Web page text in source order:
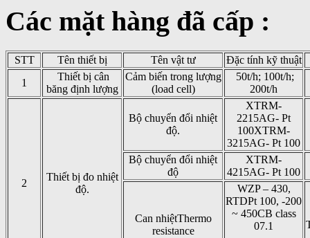
Các mặt hàng đã cấp :
STT Tên thiết bị Tên vật tư
Đặc tính kỹ thuật
1
Thiết bị cân
băng định lượng
Cảm biến trong lượng
(load cell)
50t/h; 100t/h;
200t/h
2
Thiết bị đo nhiệt
độ.
Bộ chuyển đổi nhiệt
độ.
XTRM-
2215AG- Pt
100XTRM-
3215AG- Pt 100
Bộ chuyển đổi nhiệt
độ
XTRM-
4215AG- Pt 100
Can nhiệtThermo
resistance
WZP – 430,
RTDPt 100, -200
~ 450CB class
07.1